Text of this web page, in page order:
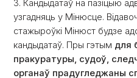
3. Кандыдатаў на пазіцыю
узгадняць у Мінюсце.
стажыроўкі Мінюст будзе
кандыдатаў. Пры гэтым для
пракуратуры, судоў,
органаў прадугледжаны